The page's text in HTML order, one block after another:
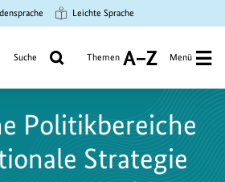
Leichte Sprache
Suche Themen
A
Z
Menü
Politikbereiche
Strategie